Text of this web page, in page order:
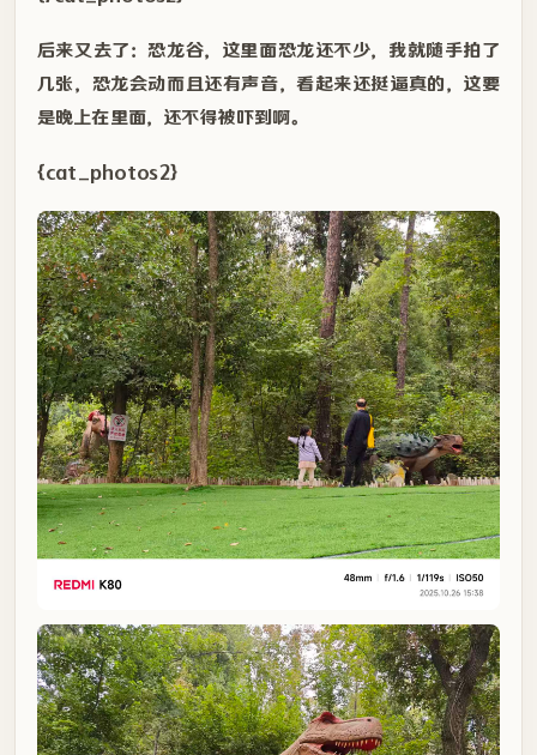
后来又去了：恐龙谷，这里面恐龙还不少，我就随手拍了
几张，恐龙会动而且还有声音，看起来还挺逼真的，这要
是晚上在里面，还不得被吓到啊。
{cat_photos2}